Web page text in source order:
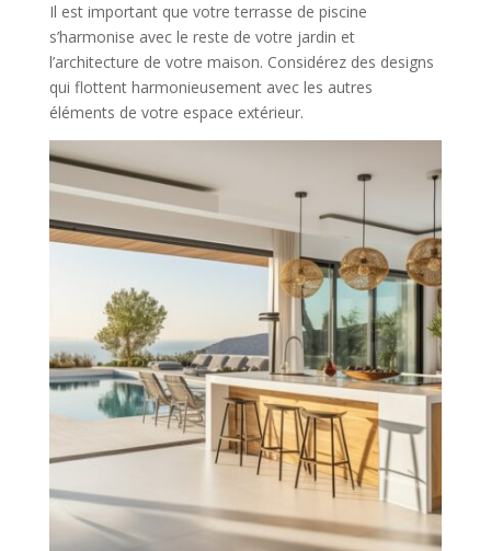
Il est important que votre terrasse de piscine
s’harmonise avec le reste de votre jardin et
l’architecture de votre maison. Considérez des designs
qui flottent harmonieusement avec les autres
éléments de votre espace extérieur.